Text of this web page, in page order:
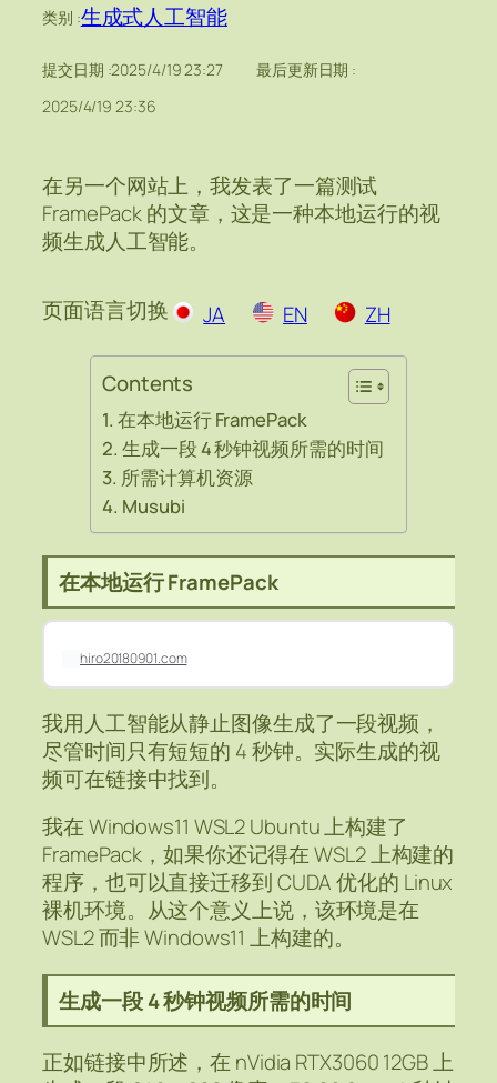
类别 :生成式人工智能
提交日期 :2025/4/19 23:27
最后更新日期 :
2025/4/19 23:36
在另一个网站上，我发表了一篇测试
FramePack 的文章，这是一种本地运行的视
频生成人工智能。
页面语言切换 EN
JA ZH
Contents
在本地运行 FramePack
生成一段 4 秒钟视频所需的时间
所需计算机资源
Musubi
在本地运行 FramePack
hiro20180901.com
我用人工智能从静止图像生成了一段视频，
尽管时间只有短短的 4 秒钟。实际生成的视
频可在链接中找到。
我在 Windows11 WSL2 Ubuntu 上构建了
FramePack，如果你还记得在 WSL2 上构建的
程序，也可以直接迁移到 CUDA 优化的 Linux
裸机环境。从这个意义上说，该环境是在
WSL2 而非 Windows11 上构建的。
生成一段 4 秒钟视频所需的时间
正如链接中所述，在 nVidia RTX3060 12GB 上